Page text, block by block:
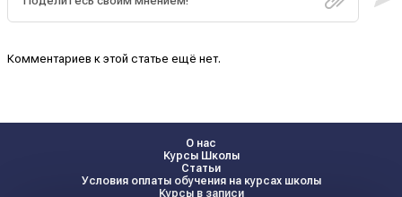
Комментариев к этой статье ещё нет.
О нас
Курсы Школы
Статьи
Условия оплаты обучения на курсах школы
Курсы в записи